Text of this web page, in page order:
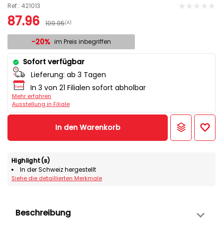
Ref.: 421013
87.96 109.95(A)
-20% im Preis inbegriffen
Sofort verfügbar
Lieferung: ab 3 Tagen
In 3 von 21 Filialen sofort abholbar
Mehr erfahren
Ausstellung in Filiale
In den Warenkorb
Highlight(s)
In der Schweiz hergestellt
Siehe die detaillierten Merkmale
Beschreibung